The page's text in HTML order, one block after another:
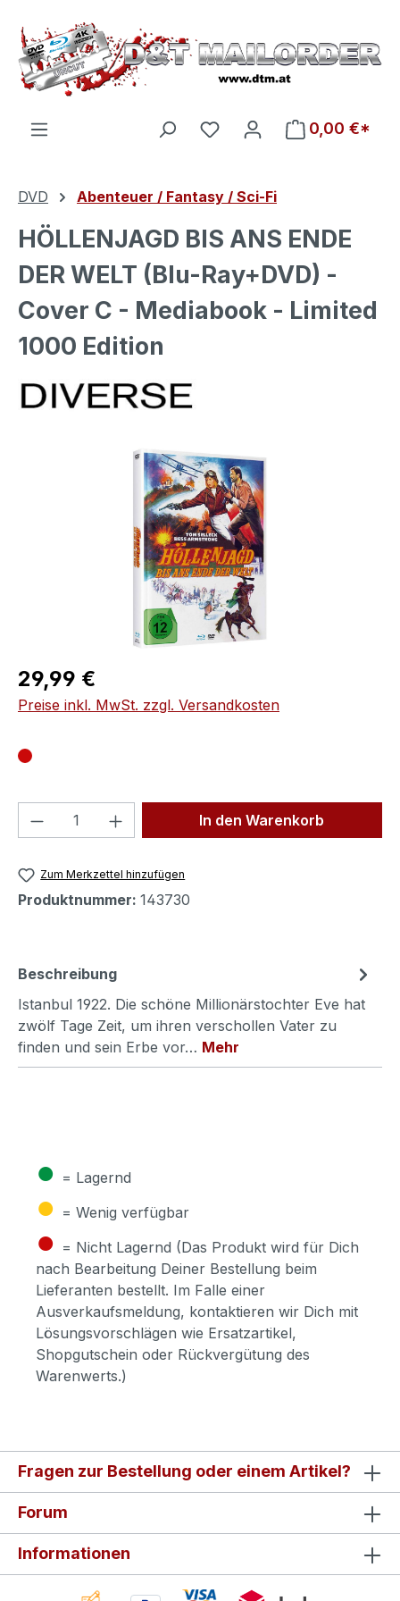
Zum Hauptinhalt springen
Du hast 0 Produkte auf
0,00 €*
DVD Abenteuer / Fantasy / Sci-Fi
HÖLLENJAGD BIS ANS ENDE
DER WELT (Blu-Ray+DVD) -
Cover C - Mediabook - Limited
1000 Edition
Bildergalerie überspringen
Regulärer Preis:
29,99 €
Preise inkl. MwSt. zzgl. Versandkosten
Produkt Anzahl: Gib denIn den Warenkorb
Zum Merkzettel hinzufügen
Produktnummer: 143730
Beschreibung
Istanbul 1922. Die schöne Millionärstochter Eve hat
zwölf Tage Zeit, um ihren verschollen Vater zu
finden und sein Erbe vor… Mehr
● = Lagernd
● = Wenig verfügbar
● = Nicht Lagernd (Das Produkt wird für Dich
nach Bearbeitung Deiner Bestellung beim
Lieferanten bestellt. Im Falle einer
Ausverkaufsmeldung, kontaktieren wir Dich mit
Lösungsvorschlägen wie Ersatzartikel,
Shopgutschein oder Rückvergütung des
Warenwerts.)
Fragen zur Bestellung oder einem Artikel?
Forum
Informationen